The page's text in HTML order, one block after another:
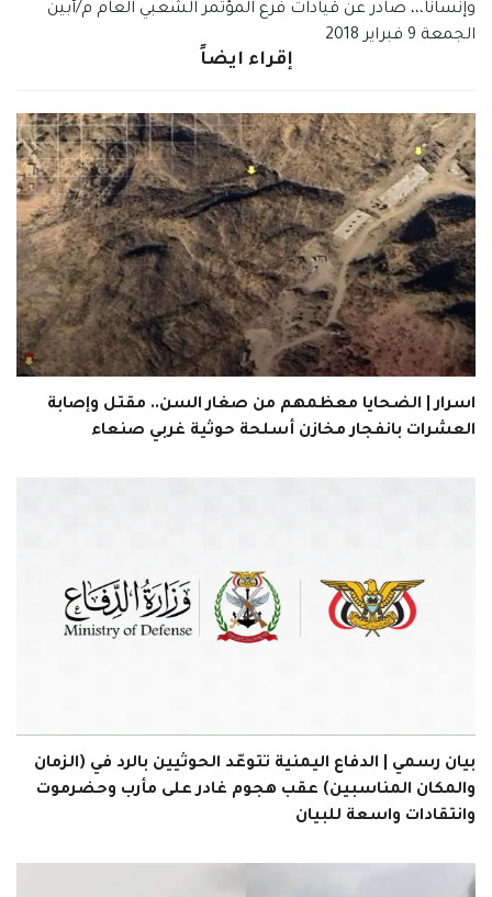
وإنساناً،،، صادر عن قيادات فرع المؤتمر الشعبي العام م/أبين
الجمعة 9 فبراير 2018
إقراء ايضاً
اسرار | الضحايا معظمهم من صغار السن.. مقتل وإصابة
العشرات بانفجار مخازن أسلحة حوثية غربي صنعاء
بيان رسمي | الدفاع اليمنية تتوعّد الحوثيين بالرد في (الزمان
والمكان المناسبين) عقب هجوم غادر على مأرب وحضرموت
وانتقادات واسعة للبيان